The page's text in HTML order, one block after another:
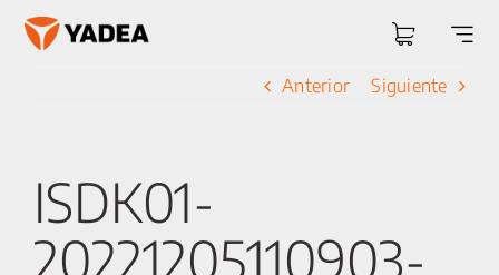
Saltar
Anterior Siguiente
ISDK01-
20221205110903-